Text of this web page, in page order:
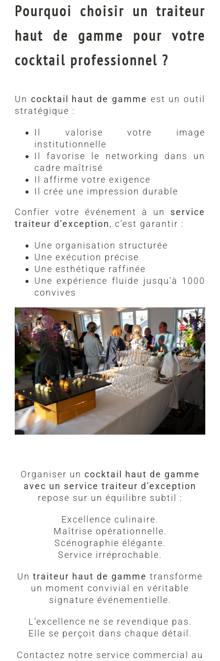
Pourquoi choisir un traiteur
haut de gamme pour votre
cocktail professionnel ?
Un cocktail haut de gamme est un outil
stratégique :
Il valorise votre image
institutionnelle
Il favorise le networking dans un
cadre maîtrisé
Il affirme votre exigence
Il crée une impression durable
Confier votre événement à un service
traiteur d’exception, c’est garantir :
Une organisation structurée
Une exécution précise
Une esthétique raffinée
Une expérience fluide jusqu’à 1000
convives
Organiser un cocktail haut de gamme
avec un service traiteur d’exception
repose sur un équilibre subtil :
Excellence culinaire.
Maîtrise opérationnelle.
Scénographie élégante.
Service irréprochable.
Un traiteur haut de gamme transforme
un moment convivial en véritable
signature événementielle.
L’excellence ne se revendique pas.
Elle se perçoit dans chaque détail.
Contactez notre service commercial au